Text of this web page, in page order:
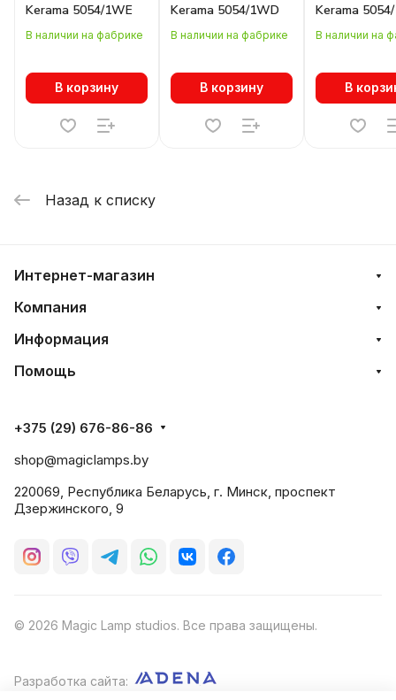
Kerama 5054/1WE
В наличии на фабрике
В корзину
Kerama 5054/1WD
В наличии на фабрике
В корзину
Kerama
В наличии на
В
Назад к списку
Интернет-магазин
Компания
Информация
Помощь
+375 (29) 676-86-86
shop@magiclamps.by
220069, Республика Беларусь, г. Минск, проспект
Дзержинского, 9
© 2026 Magic Lamp studios. Все права защищены.
Разработка сайта: